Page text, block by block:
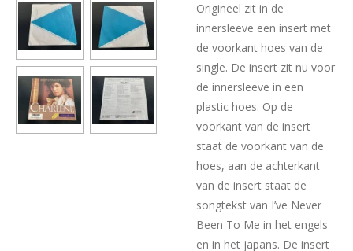
Origineel zit in de
innersleeve een insert met
de voorkant hoes van de
single. De insert zit nu voor
de innersleeve in een
plastic hoes. Op de
voorkant van de insert
staat de voorkant van de
hoes, aan de achterkant
van de insert staat de
songtekst van I’ve Never
Been To Me in het engels
en in het japans. De insert